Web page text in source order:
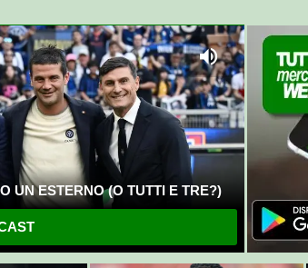
UN ESTERNO (O TUTTI E TRE?)